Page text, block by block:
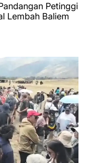
Petinggi
Lembah Baliem